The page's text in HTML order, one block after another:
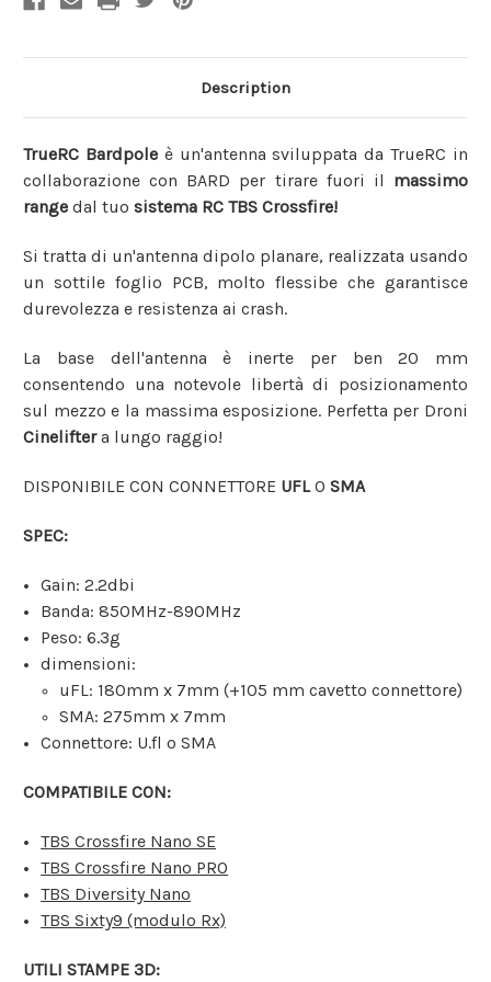
Description
TrueRC Bardpoleè un'antenna sviluppata da TrueRC in
collaborazione con BARD per tirare fuori il massimo
range dal tuo sistema RC TBS Crossfire!
Si tratta di un'antenna dipolo planare, realizzata usando
un sottile foglio PCB, molto flessibe che garantisce
durevolezza e resistenza ai crash.
La base dell'antenna è inerte per ben 20 mm
consentendo una notevole libertà di posizionamento
sul mezzo e la massima esposizione. Perfetta per Droni
Cineliftera lungo raggio!
DISPONIBILE CON CONNETTORE UFLO SMA
SPEC:
Gain: 2.2dbi
Banda: 850MHz-890MHz
Peso: 6.3g
dimensioni:
uFL: 180mm x 7mm (+105 mm cavetto connettore)
SMA: 275mm x 7mm
Connettore: U.fl o SMA
COMPATIBILE CON:
TBS Crossfire Nano SE
TBS Crossfire Nano PRO
TBS Diversity Nano
TBS Sixty9 (modulo Rx)
UTILI STAMPE 3D: